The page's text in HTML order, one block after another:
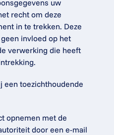
uw
recht om deze
in te trekken. Deze
invloed op het
verwerking die heeft
een toezichthoudende
opnemen met de
door een e-mail